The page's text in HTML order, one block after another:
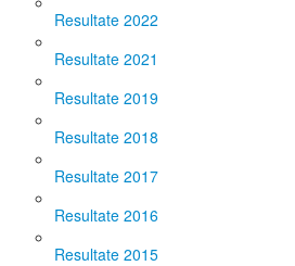
Resultate 2022
Resultate 2021
Resultate 2019
Resultate 2018
Resultate 2017
Resultate 2016
Resultate 2015